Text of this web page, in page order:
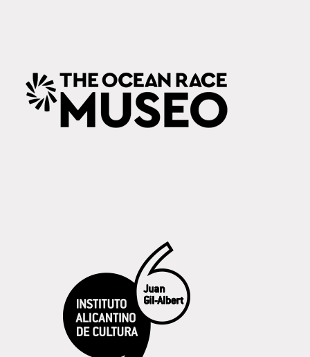
Gil Albert NADAL 24